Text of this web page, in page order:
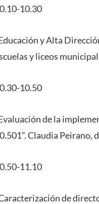
10.30
y Alta
y liceos
10.50
de la
Claudia Peirano,
11.10
de